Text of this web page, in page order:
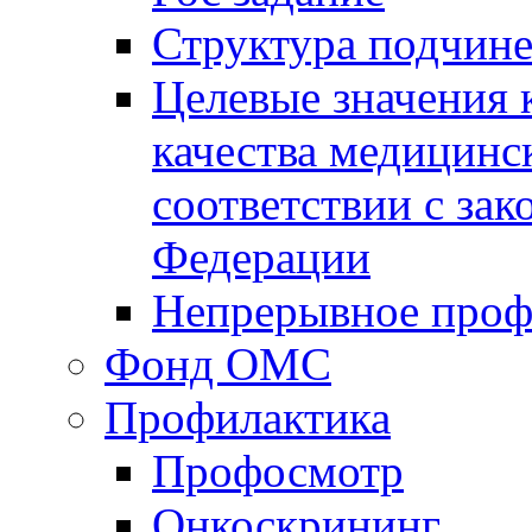
Структура
Целевые значения
качества
соответствии с
Федерации
Непрерывное
Фонд ОМС
Профилактика
Профосмотр